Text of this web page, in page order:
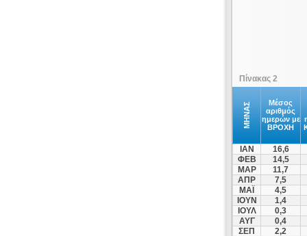
Πίνακας 2
ΜΗΝΑΣ
Μέσος
αριθμός
ημερών με
ΒΡΟΧΗ
ΙΑΝ
16,6
ΦΕΒ
14,5
ΜΑΡ
11,7
ΑΠΡ
7,5
ΜΑΪ
4,5
ΙΟΥΝ
1,4
ΙΟΥΛ
0,3
ΑΥΓ
0,4
ΣΕΠ
2,2